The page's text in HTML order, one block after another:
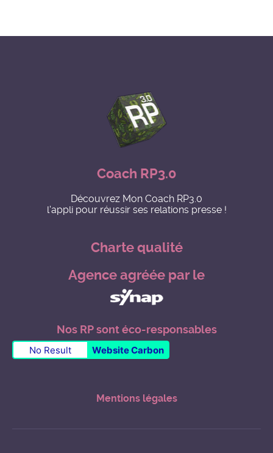
Coach RP3.0
Découvrez Mon Coach RP3.0
l'appli pour réussir ses relations presse !
Charte qualité
Agence agréée par le
Nos RP sont éco-responsables
No Result Website Carbon
Mentions légales